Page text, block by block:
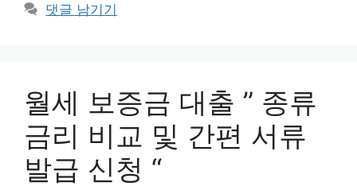
댓글 남기기
월세 보증금 대출 ” 종류
금리 비교 및 간편 서류
발급 신청 “